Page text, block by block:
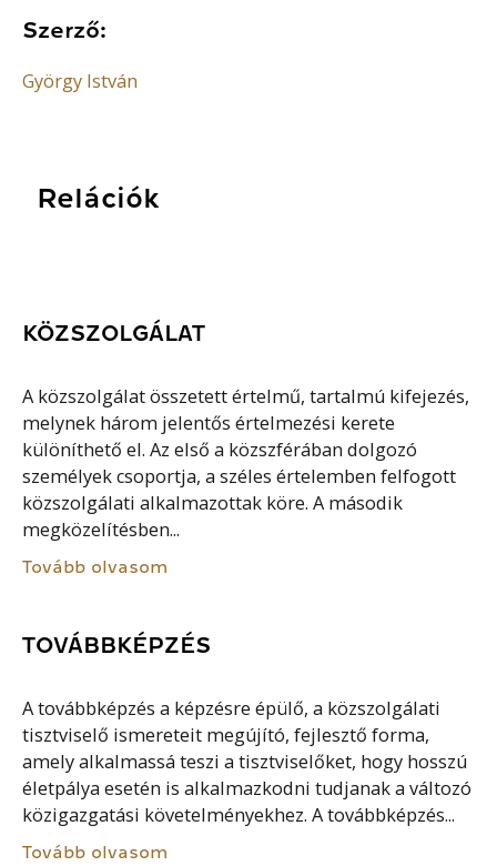
Szerző:
György István
Relációk
KÖZSZOLGÁLAT
A közszolgálat összetett értelmű, tartalmú kifejezés,
melynek három jelentős értelmezési kerete
különíthető el. Az első a közszférában dolgozó
személyek csoportja, a széles értelemben felfogott
közszolgálati alkalmazottak köre. A második
megközelítésben...
Tovább olvasom
TOVÁBBKÉPZÉS
A továbbképzés a képzésre épülő, a közszolgálati
tisztviselő ismereteit megújító, fejlesztő forma,
amely alkalmassá teszi a tisztviselőket, hogy hosszú
életpálya esetén is alkalmazkodni tudjanak a változó
közigazgatási követelményekhez. A továbbképzés...
Tovább olvasom